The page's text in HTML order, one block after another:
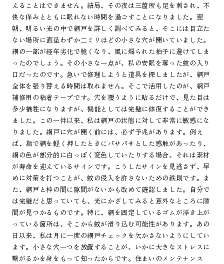
えることはできません。結局、その夜は三箇所も足を刺され、不
快な痒みとともに眠れない時間を過ごすことになりました。翌
朝、明るい光の中で網戸を詳しく調べてみると、そこには目立た
ない場所に直径わずか二ミリほどの小さな穴が開いていました。
網の一部が経年劣化で脆くなり、風に煽られた拍子に避けてしま
ったのでしょう。その小さな一点が、私の安眠を奪った蚊の入り
口だったのです。急いで修理しようと道具を探しましたが、網戸
全体を張り替える時間は取れません。そこで活用したのが、網戸
補修用の粘着テープです。穴を覆うように貼るだけで、見た目は
多少犠牲になりますが、機能としては完璧に修復することができ
ました。この一件以来、私は網戸の状態に対して非常に敏感にな
りました。網戸に穴が開く前には、必ず予兆があります。例え
ば、指で網を軽く押したときにパサパサとした感触があったり、
網の色が部分的に白っぽく変色していたりする場合、それは素材
が寿命を迎えているサインです。こうしたサインを見逃さず、早
めに対策を打つことが、蚊の侵入を許さないための鉄則です。ま
た、網戸と枠の間に隙間がないかも改めて確認しました。自分で
は完璧だと思っていても、光にかざしてみると意外なところに隙
間が見つかるものです。特に、網を固定しているゴムが浮き上が
っている箇所は、そこから蚊が滑り込む可能性があります。あの
日以来、私は月に一度の網戸チェックを欠かさないようにしてい
ます。小さな穴一つを放置することが、いかに大きなストレスに
繋がるかを身をもって知ったからです。住まいのメンテナンス